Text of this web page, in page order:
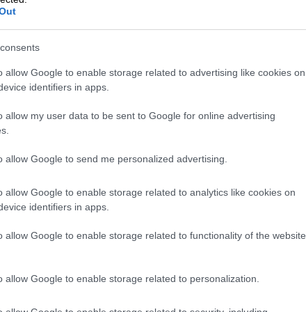
allow Google to enable storage related to advertising like cookies on
identifiers in apps.
allow my user data to be sent to Google for online advertising
allow Google to send me personalized advertising.
allow Google to enable storage related to analytics like cookies on
identifiers in apps.
allow Google to enable storage related to functionality of the website
allow Google to enable storage related to personalization.
μοντέλο και συνεργάζεται με
Διοίκηση Τουρισμού και έχει
Κάνει γυμναστική σε καθημερινή βάση